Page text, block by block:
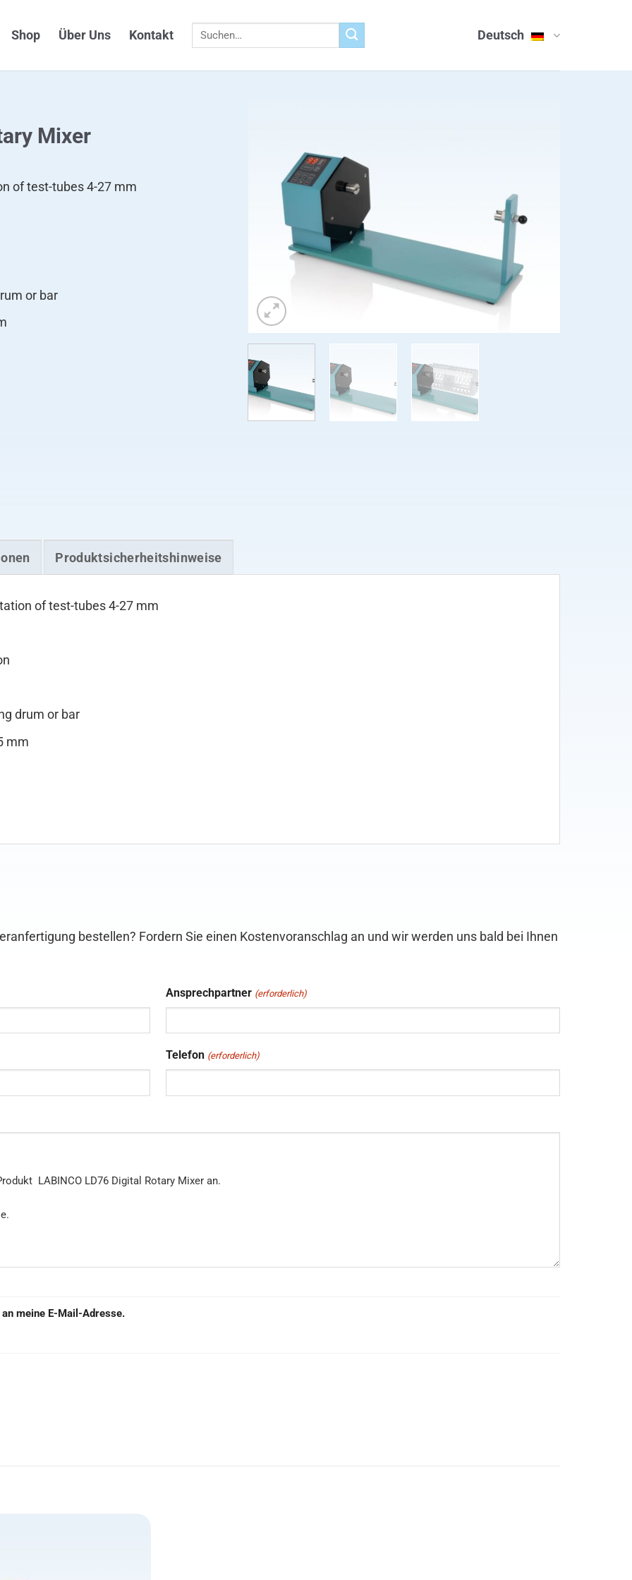
Shop Über Uns Kontakt
Suchen
Deutsch
Mixer
of test-tubes 4-27 mm
or bar
Produktsicherheitshinweise
of test-tubes 4-27 mm
drum or bar
mm
bestellen? Fordern Sie einen Kostenvoranschlag an und wir werden uns bald bei Ihnen
Ansprechpartner (erforderlich)
Telefon (erforderlich)
meine E-Mail-Adresse.